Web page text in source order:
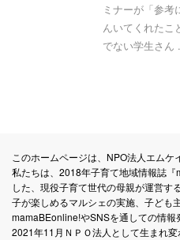
ミナーが「参考
んいてくれたこ
でない学生さん
このホームページは、NPO法人エムケ
私たちは、2018年子育て地域情報誌
した、現役子育て世代の母親が運営す
子が楽しめるマルシェの実施、子ども
mamaBEonline!やSNSを通しての情報
2021年11月ＮＰＯ法人として生まれ変